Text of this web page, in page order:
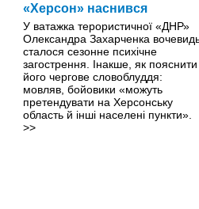
«Херсон» наснився
У ватажка терористичної «ДНР»
Олександра Захарченка
сталося сезонне психічне
загострення. Інакше, як пояснити
його чергове словоблуддя:
мовляв, бойовики «можуть
претендувати на Херсонську
область й інші населені пункти».
>>